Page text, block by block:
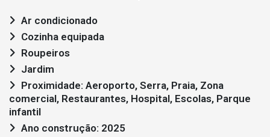
Ar condicionado
Cozinha equipada
Roupeiros
Jardim
comercial, Restaurantes, Hospital, Escolas, Parque
infantil
Ano construção: 2025